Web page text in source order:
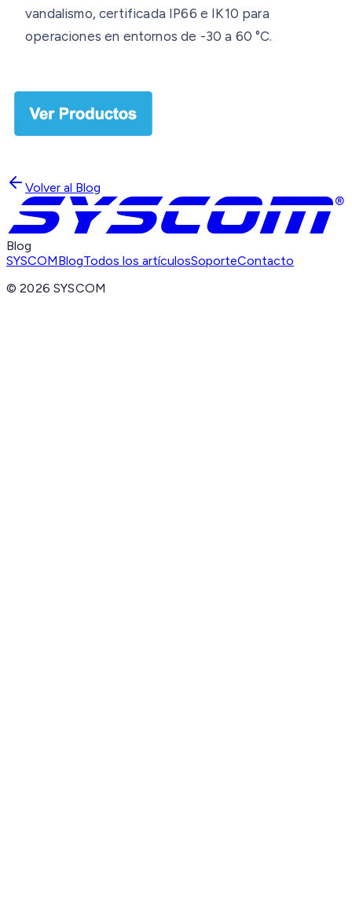
vandalismo, certificada IP66 e IK10 para
operaciones en entornos de -30 a 60 °C.
Volver al Blog
Blog
SYSCOMBlogTodos los artículosSoporteContacto
©2026 SYSCOM